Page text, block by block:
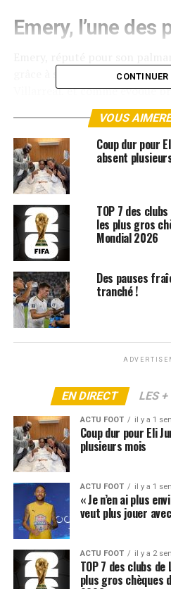
Emery, l’une des
grâce à ses quatre titres en
Villarreal, et comme évoqué
expérience sur plusieurs bancs
figurerait en haut de la
dire que les dirigeants en ont
priorités.
Le Real traverse une période
plus tard qu’hier soir à
choisi pour relancer la Casa
À suivre.
ARTICLES LIÉS: LIGA LIGUE 1
SUIVANT
Laporta très clair sur le
Une légende de l’OM résignée
CONTINUER
VOUS
Coup dur pour
absent
TOP 7 des
les plus gros
Mondial 2026
Des pauses
tranché !
EN DIRECT LES
ACTU FOOT il y a 1
Coup dur pour Eli
plusieurs mois
ACTU FOOT il y a 1
« Je n’en ai plus
veut plus jouer
ACTU FOOT il y a 2
TOP 7 des clubs
plus gros chèques